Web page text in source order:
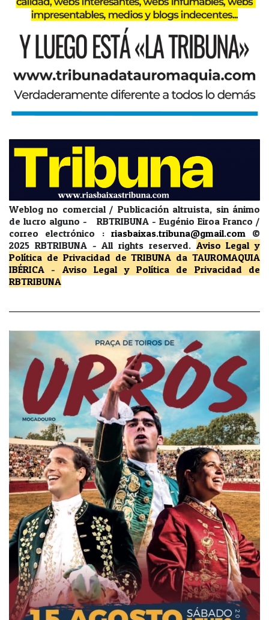
Weblog no comercial / Publicación altruista, sin ánimo
de lucro alguno - RBTRIBUNA - Eugénio Eiroa Franco /
correo electrónico : riasbaixas.tribuna@gmail.com
©
2025 RBTRIBUNA -All rights reserved. Aviso Legal y
Política de Privacidad de TRIBUNA da TAUROMAQUIA
IBÉRICA - Aviso Legal y Política de Privacidad
de
RBTRIBUNA